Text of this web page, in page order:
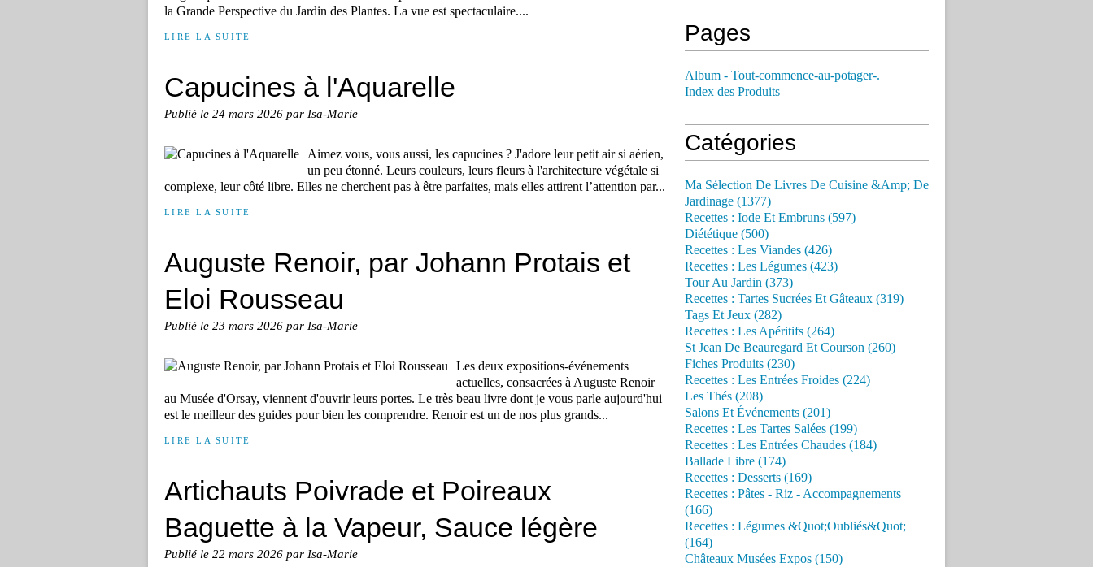
la Grande Perspective du Jardin des Plantes. La vue est spectaculaire....
LIRE LA SUITE
Capucines à l'Aquarelle
Publié le 24 mars 2026 par Isa-Marie
Aimez vous, vous aussi, les capucines ? J'adore leur petit air si aérien,
un peu étonné. Leurs couleurs, leurs fleurs à l'architecture végétale si
complexe, leur côté libre. Elles ne cherchent pas à être parfaites, mais elles attirent l’attention par...
LIRE LA SUITE
Auguste Renoir, par Johann Protais et
Eloi Rousseau
Publié le 23 mars 2026 par Isa-Marie
Les deux expositions-événements
actuelles, consacrées à Auguste Renoir
au Musée d'Orsay, viennent d'ouvrir leurs portes. Le très beau livre dont je vous parle aujourd'hui
est le meilleur des guides pour bien les comprendre. Renoir est un de nos plus grands...
LIRE LA SUITE
Artichauts Poivrade et Poireaux
Baguette à la Vapeur, Sauce légère
Publié le 22 mars 2026 par Isa-Marie
Pages
Album - Tout-commence-au-potager-.
Index des Produits
Catégories
Ma Sélection De Livres De Cuisine &Amp; De
Jardinage (1377)
Recettes : Iode Et Embruns (597)
Diététique (500)
Recettes : Les Viandes (426)
Recettes : Les Légumes (423)
Tour Au Jardin (373)
Recettes : Tartes Sucrées Et Gâteaux (319)
Tags Et Jeux (282)
Recettes : Les Apéritifs (264)
St Jean De Beauregard Et Courson (260)
Fiches Produits (230)
Recettes : Les Entrées Froides (224)
Les Thés (208)
Salons Et Événements (201)
Recettes : Les Tartes Salées (199)
Recettes : Les Entrées Chaudes (184)
Ballade Libre (174)
Recettes : Desserts (169)
Recettes : Pâtes - Riz - Accompagnements
(166)
Recettes : Légumes &Quot;Oubliés&Quot;
(164)
Châteaux Musées Expos (150)